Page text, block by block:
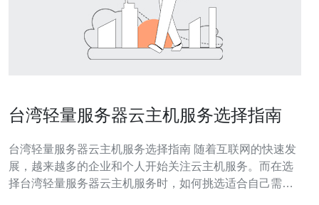
台湾轻量服务器云主机服务选择指南
台湾轻量服务器云主机服务选择指南 随着互联网的快速发
展，越来越多的企业和个人开始关注云主机服务。而在选
择台湾轻量服务器云主机服务时，如何挑选适合自己需求